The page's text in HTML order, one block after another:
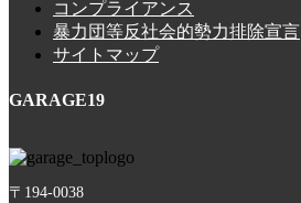
コンプライアンス
暴力団等反社会的勢力排除宣言
サイトマップ
GARAGE19
〒194-0038